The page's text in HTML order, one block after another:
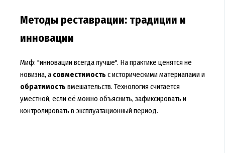
Методы реставрации: традиции и
инновации
Миф: "инновации всегда лучше". На практике ценятся не
новизна, а совместимость с историческими материалами и
обратимость вмешательств. Технология считается
уместной, если её можно объяснить, зафиксировать и
контролировать в эксплуатационный период.